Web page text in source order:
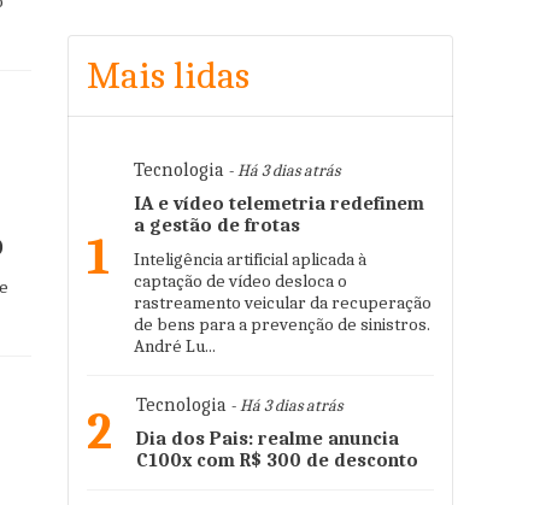
Mais lidas
1
Tecnologia - Há 3 dias atrás
IA e vídeo telemetria redefinem
a gestão de frotas
Inteligência artificial aplicada à
captação de vídeo desloca o
rastreamento veicular da recuperação
de bens para a prevenção de sinistros.
André Lu...
2 Tecnologia - Há 3 dias atrás
Dia dos Pais: realme anuncia
C100x com R$ 300 de desconto